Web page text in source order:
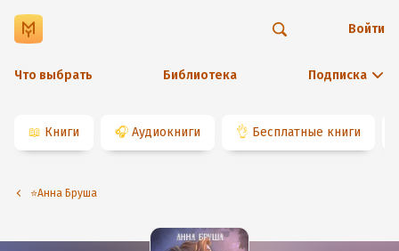
Что выбрать Библиотека Подписка
Войти
📖 Книги 🎧 Аудиокниги 👌 Бесплатные книги
⭐️Анна Бруша